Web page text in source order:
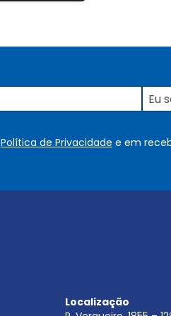
E
u
u
Política de Privacidade e em
Localização